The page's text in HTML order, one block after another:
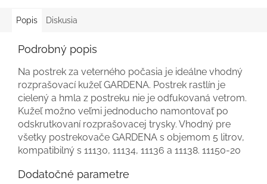
Popis Diskusia
Podrobný popis
Na postrek za veterného počasia je ideálne vhodný
rozprašovací kužeľ GARDENA. Postrek rastlín je
cielený a hmla z postreku nie je odfukovaná vetrom.
Kužeľ možno veľmi jednoducho namontovať po
odskrutkovaní rozprašovacej trysky. Vhodný pre
všetky postrekovače GARDENA s objemom 5 litrov,
kompatibilný s 11130, 11134, 11136 a 11138. 11150-20
Dodatočné parametre